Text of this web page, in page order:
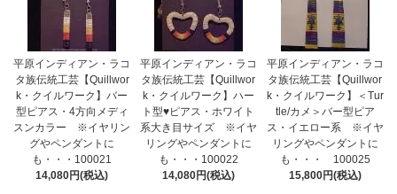
平原インディアン・ラコ
タ族伝統工芸【Quillwor
k・クイルワーク】バー
型ピアス・4方向メディ
スンカラー ※イヤリン
グやペンダントに
も・・・100021
14,080円(税込)
平原インディアン・ラコ
タ族伝統工芸【Quillwor
k・クイルワーク】ハー
ト型♥ピアス・ホワイト
系大き目サイズ ※イヤ
リングやペンダントに
も・・・100022
14,080円(税込)
平原インディアン・ラコ
タ族伝統工芸【Quillwor
k・クイルワーク】＜Tur
tle/カメ＞バー型ピア
ス・イエロー系 ※イヤ
リングやペンダントに
も・・・ 100025
15,800円(税込)